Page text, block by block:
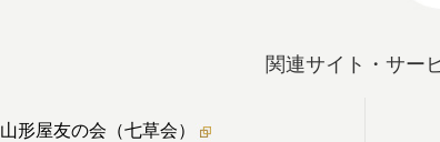
関連サイト・サー
山形屋友の会 （七草会）